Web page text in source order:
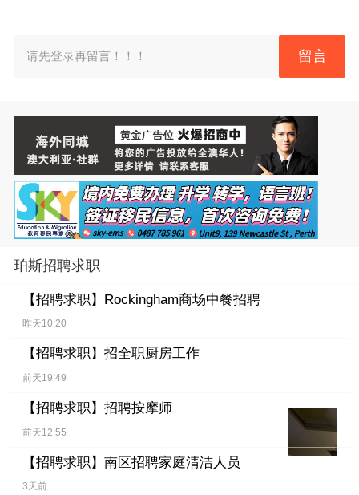
请先登录再留言！！！ 留言
珀斯招聘求职
【招聘求职】 Rockingham商场中餐招聘
昨天10:20
【招聘求职】 招全职厨房工作
前天19:49
【招聘求职】 招聘按摩师
前天12:55
【招聘求职】 南区招聘家庭清洁人员
3天前